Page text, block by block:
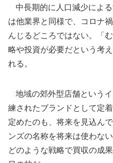
中長期的に人口減少によ
は他業界と同様で、コロナ
んじるどころではない。「
略や投資が必要だという考
れる。
地域の郊外型店舗という
練されたブランドとして定
定めたのも、将来を見込ん
ンズの名称を将来は使わな
どのような戦略で買収の成